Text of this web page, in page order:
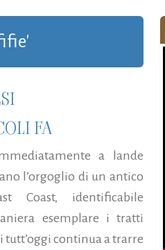
FA
a lande
l’orgoglio di un antico
Coast, identificabile
esemplare i tratti
tutt’oggi continua a trarre